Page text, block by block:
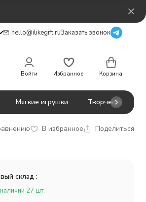
hello@ilikegift.ruЗаказать звонок
Войти Избранное Корзина
Мягкие игрушки Творчество
В избранное Поделиться
склад :
27 шт.